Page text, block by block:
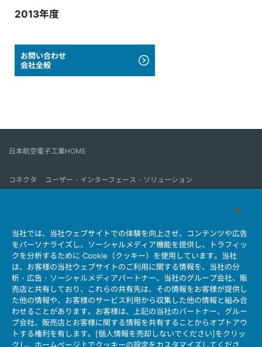
2013年度
お問い合わせ
会社全般
日本航空電子工業HOME
コネクタ
ユーザー・インターフェース・ソリューション
会社情報 サステナビリティ IR情報 採用情報
会社情報新着一覧
製品情報新着一覧
サイトマップ お問い合わせ
個人情報保護ポリシー
JAE Cookie Policy
ウェブアクセシビリティ方針
マイナンバー情報保護ポリシー
当社ウェブサイトのご利用について
ソーシャルメディア公式アカウント運用ポリシー
当社では、当社ウェブサイトでの体験を向上させ、コンテンツや広告
をパーソナライズし、ソーシャルメディア機能を提供し、トラフィッ
クを分析するために Cookie（クッキー）を使用しています。当社
は、お客様の当社ウェブサイトのご利用に関する情報を、当社の分
析・広告・ソーシャルメディアパートナー、当社のグループ会社、販
売店と共有しており、これらの共有先は、その情報をお客様が提供し
た他の情報や、お客様のサービス利用から収集した他の情報と組み合
わせることがあります。お客様は、上記の当社のパートナー、グルー
プ会社、販売店とお客様に関する情報を共有することからオプトアウ
トする権利を有します。[個人情報を売却しないでください]をクリッ
クし、ホームページ上でクッキーの設定をカスタマイズしてくださ